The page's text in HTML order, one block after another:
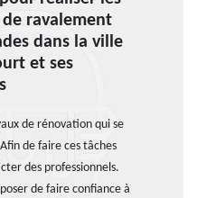
ravalement
dans la ville
et ses
de rénovation qui se
de faire ces tâches
des professionnels.
de faire confiance à